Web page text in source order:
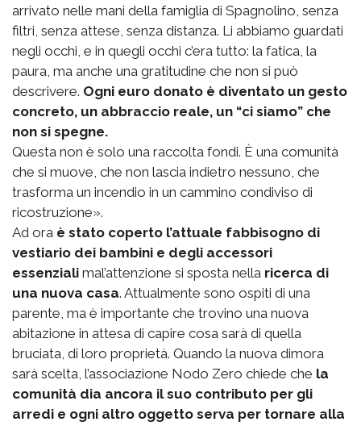
arrivato nelle mani della famiglia di Spagnolino, senza
filtri, senza attese, senza distanza. Li abbiamo guardati
negli occhi, e in quegli occhi c’era tutto: la fatica, la
paura, ma anche una gratitudine che non si può
descrivere. Ogni euro donato è diventato un gesto
concreto, un abbraccio reale, un “ci siamo” che
non si spegne.
Questa non è solo una raccolta fondi. È una comunità
che si muove, che non lascia indietro nessuno, che
trasforma un incendio in un cammino condiviso di
ricostruzione».
Ad ora è stato coperto l’attuale fabbisogno di
vestiario dei bambini e degli accessori
essenziali mal’attenzione si sposta nella ricerca di
una nuova casa. Attualmente sono ospiti di una
parente, ma è importante che trovino una nuova
abitazione in attesa di capire cosa sarà di quella
bruciata, di loro proprietà. Quando la nuova dimora
sarà scelta, l’associazione Nodo Zero chiede che la
comunità dia ancora il suo contributo per gli
arredi e ogni altro oggetto serva per tornare alla